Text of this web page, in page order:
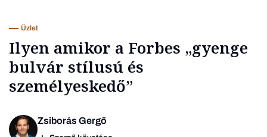
Üzlet
Ilyen amikor a Forbes „gyenge
bulvár stílusú és
személyeskedő”
Zsiborás Gergő